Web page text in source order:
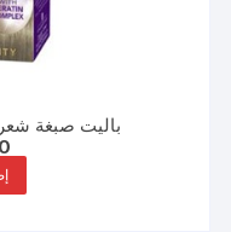
باليت صبغة شعر